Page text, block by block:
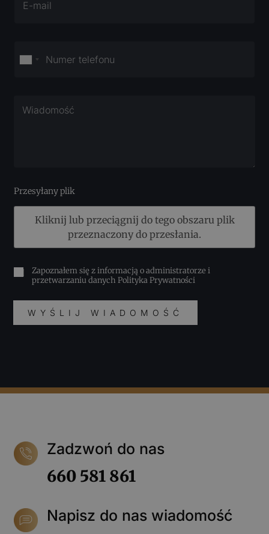
Przesyłany plik
Kliknij lub przeciągnij do tego obszaru plik
przeznaczony do przesłania.
Zapoznałem się z informacją o administratorze i
przetwarzaniu danychPolityka Prywatności
WYŚLIJ WIADOMOŚĆ
Zadzwoń do nas
660 581 861
Napisz do nas wiadomość